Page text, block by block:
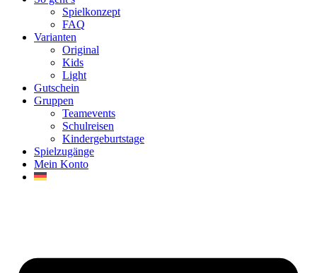
Spielkonzept
FAQ
Varianten
Original
Kids
Light
Gutschein
Gruppen
Teamevents
Schulreisen
Kindergeburtstage
Spielzugänge
Mein Konto